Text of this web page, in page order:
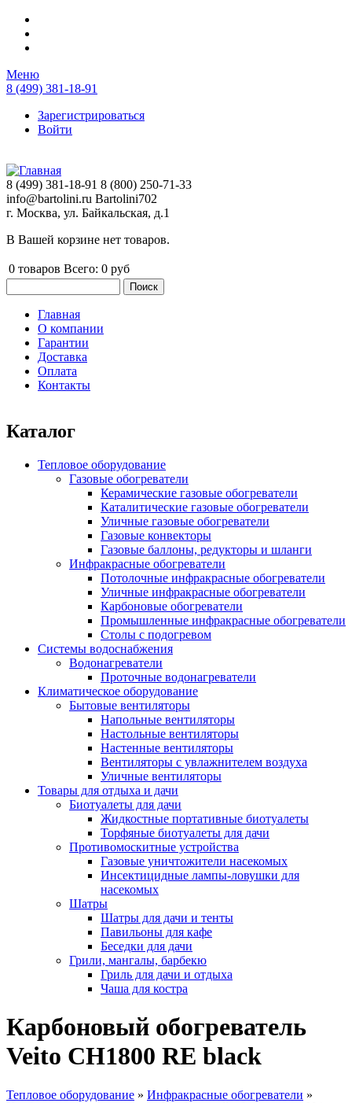
Перейти к основному содержанию
Меню
8 (499) 381-18-91
Зарегистрироваться
Войти
8 (499) 381-18-91 8 (800) 250-71-33
info@bartolini.ru Bartolini702
г. Москва, ул. Байкальская, д.1
В Вашей корзине нет товаров.
0 товаров Всего: 0 руб
Главное меню
Главная
О компании
Гарантии
Доставка
Оплата
Контакты
Каталог
Тепловое оборудование
Газовые обогреватели
Керамические газовые обогреватели
Каталитические газовые обогреватели
Уличные газовые обогреватели
Газовые конвекторы
Газовые баллоны, редукторы и шланги
Инфракрасные обогреватели
Потолочные инфракрасные обогреватели
Уличные инфракрасные обогреватели
Карбоновые обогреватели
Промышленные инфракрасные обогреватели
Столы с подогревом
Системы водоснабжения
Водонагреватели
Проточные водонагреватели
Климатическое оборудование
Бытовые вентиляторы
Напольные вентиляторы
Настольные вентиляторы
Настенные вентиляторы
Вентиляторы с увлажнителем воздуха
Уличные вентиляторы
Товары для отдыха и дачи
Биотуалеты для дачи
Жидкостные портативные биотуалеты
Торфяные биотуалеты для дачи
Противомоскитные устройства
Газовые уничтожители насекомых
Инсектицидные лампы-ловушки для
насекомых
Шатры
Шатры для дачи и тенты
Павильоны для кафе
Беседки для дачи
Грили, мангалы, барбекю
Гриль для дачи и отдыха
Чаша для костра
Карбоновый обогреватель
Veito CH1800 RE black
Тепловое оборудование » Инфракрасные обогреватели »